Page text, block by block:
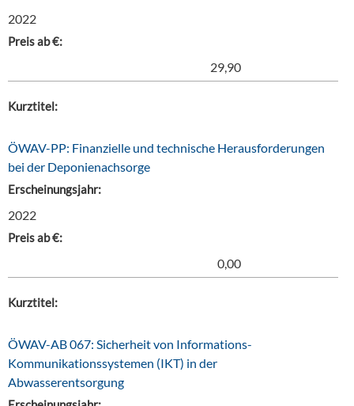
2022
Preis ab €:
29,90
Kurztitel:
ÖWAV-PP: Finanzielle und technische Herausforderungen
bei der Deponienachsorge
Erscheinungsjahr:
2022
Preis ab €:
0,00
Kurztitel:
ÖWAV-AB 067: Sicherheit von Informations-
Kommunikationssystemen (IKT) in der
Abwasserentsorgung